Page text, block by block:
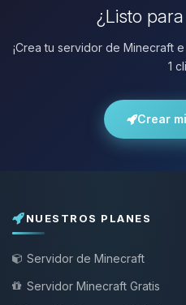
¿Listo
¡Crea tu servidor de Minecraft
1
Crear
NUESTROS PLANES
Servidor de Minecraft
Servidor Minecraft Gratis